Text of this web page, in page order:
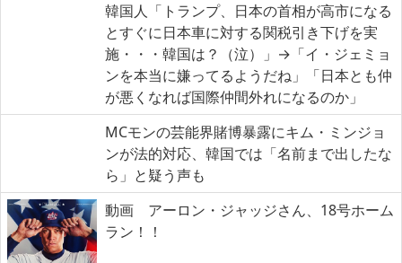
韓国人「トランプ、日本の首相が高市になる
とすぐに日本車に対する関税引き下げを実
施・・・韓国は？（泣）」→「イ・ジェミョ
ンを本当に嫌ってるようだね」「日本とも仲
が悪くなれば国際仲間外れになるのか」
MCモンの芸能界賭博暴露にキム・ミンジョ
ンが法的対応、韓国では「名前まで出したな
ら」と疑う声も
動画 アーロン・ジャッジさん、18号ホーム
ラン！！